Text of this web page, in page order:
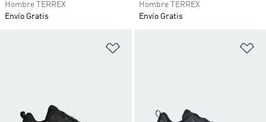
Hombre TERREX
Envío Gratis
Hombre TERREX
Envío Gratis